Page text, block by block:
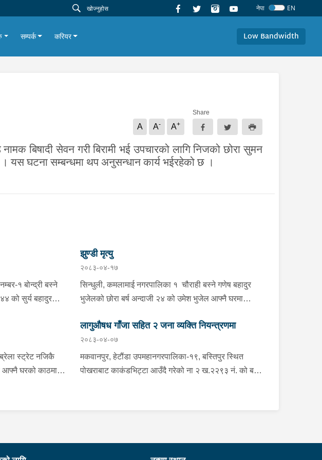
नेपा EN
सम्पर्क करियर Low Bandwidth
A A- A+
Share
बिषादी सेवन गरी बिरामी भई उपचारको लागि निजको छोरा सुमन
यस घटना सम्बन्धमा थप अनुसन्धान कार्य भईरहेको छ ।
१ बोन्द्री बस्ने
को सुर्य बहादुर
झुण्डी मृत्यु
२०८३-०४-१७
सिन्धुली, कमलामाई नगरपालिका १ चौराही बस्ने गणेष बहादुर
भुजेलको छोरा बर्ष अन्दाजी २४ को उमेश भुजेल आफ्नै घरमा
प्राप्त हुनासाथ प्रहरी टोली खटिगई घटनास्थलमा मुचुल्का
सहित थप अनुसन्धान कार्य भइरहेको ।
स्ट्रेट नजिकै
आफ्नै घरको काठमा
लागुऔषध गाँजा सहित २ जना व्यक्ति नियन्त्रणमा
२०८३-०४-०७
मकवानपुर, हेटौंडा उपमहानगरपालिका-१९, बस्तिपुर स्थित
पोखराबाट काकंडभिट्टा आउँदै गरेको ना २ ख.२२९३ नं. को बस